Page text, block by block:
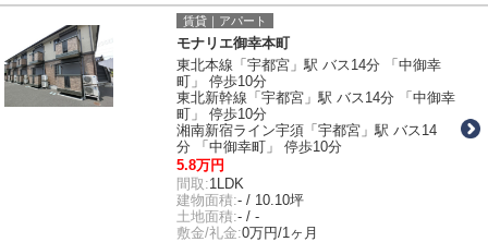
賃貸｜アパート
モナリエ御幸本町
東北本線「宇都宮」駅 バス14分 「中御幸
町」 停歩10分
東北新幹線「宇都宮」駅 バス14分 「中御幸
町」 停歩10分
湘南新宿ライン宇須「宇都宮」駅 バス14
分 「中御幸町」 停歩10分
5.8万円
間取:1LDK
建物面積:- / 10.10坪
土地面積:- / -
敷金/礼金:0万円/1ヶ月